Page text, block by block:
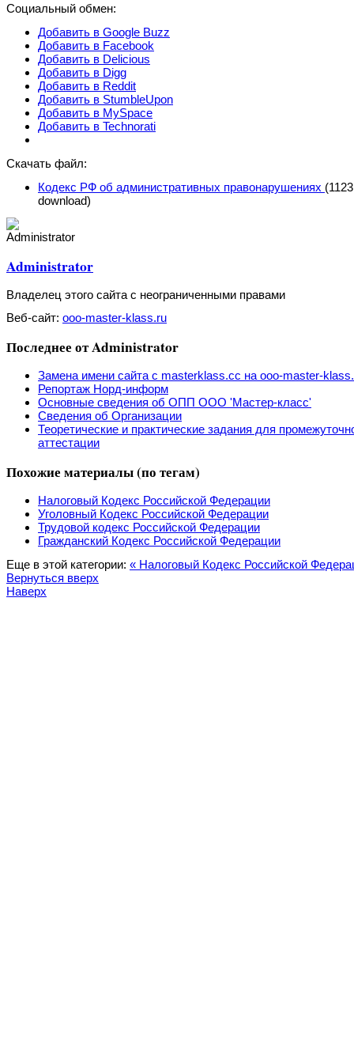
Социальный обмен:
Добавить в Google Buzz
Добавить в Facebook
Добавить в Delicious
Добавить в Digg
Добавить в Reddit
Добавить в StumbleUpon
Добавить в MySpace
Добавить в Technorati
Скачать файл:
Кодекс РФ об административных правонарушениях (1123
download)
Administrator
Владелец этого сайта с неограниченными правами
Веб-сайт: ooo-master-klass.ru
Последнее от Administrator
Замена имени сайта с masterklass.cc на ooo-master-
Репортаж Норд-информ
Основные сведения об ОПП ООО 'Мастер-класс'
Сведения об Организации
Теоретические и практические задания для
аттестации
Похожие материалы (по тегам)
Налоговый Кодекс Российской Федерации
Уголовный Кодекс Российской Федерации
Трудовой кодекс Российской Федерации
Гражданский Кодекс Российской Федерации
Еще в этой категории: « Налоговый Кодекс Российской
Вернуться вверх
Наверх